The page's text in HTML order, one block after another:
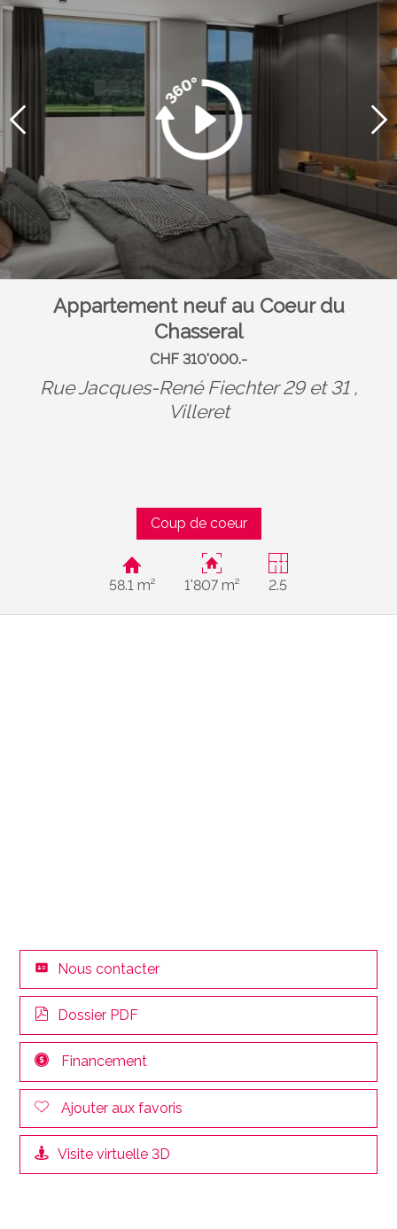
Appartement neuf au Coeur du
Chasseral
CHF 310'000.-
Rue Jacques-René Fiechter 29 et 31 ,
Villeret
Coup de coeur
58.1 m² 1'807 m² 2.5
Nous contacter
Dossier PDF
Financement
Ajouter aux favoris
Visite virtuelle 3D